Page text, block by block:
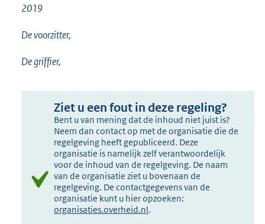
2019
De voorzitter,
De griffier,
Ziet u een fout in deze regeling?
Bent u van mening dat de inhoud niet juist is?
Neem dan contact op met de organisatie die de
regelgeving heeft gepubliceerd. Deze
organisatie is namelijk zelf verantwoordelijk
voor de inhoud van de regelgeving. De naam
van de organisatie ziet u bovenaan de
regelgeving. De contactgegevens van de
organisatie kunt u hier opzoeken:
organisaties.overheid.nl.